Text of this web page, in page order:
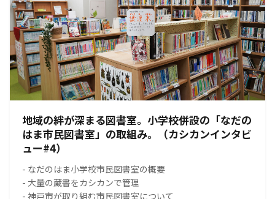
地域の絆が深まる図書室。小学校併設の「なだの
はま市民図書室」の取組み。（カシカンインタビ
ュー#4）
- なだのはま小学校市民図書室の概要
- 大量の蔵書をカシカンで管理
- 神戸市が取り組む市民図書室について